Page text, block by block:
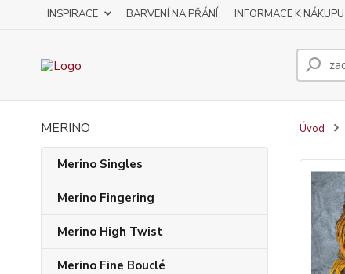
INSPIRACE BARVENÍ NA PŘÁNÍ INFORMACE K NÁKUPU
MERINO
Merino Singles
Merino Fingering
Merino High Twist
Merino Fine Bouclé
Úvod